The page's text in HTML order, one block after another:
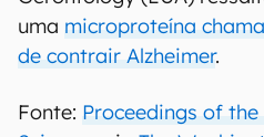
uma microproteína
de contrair Alzheimer.
Fonte: Proceedings of